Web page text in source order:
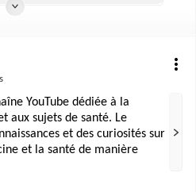
YouTube dédiée à la
aux sujets de santé. Le
et des curiosités sur
et la santé de manière